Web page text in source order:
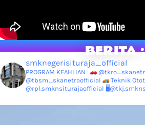
BERITA :
smknegerisituraja_official
PROGRAM KEAHLIAN :
@tbsm_skanetraofficial
Teknik
@rpl.smknsiturajaofficial